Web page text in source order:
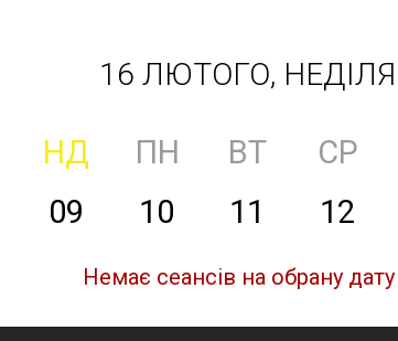
16 ЛЮТОГО, НЕДІЛЯ
НД ПН ВТ СР
09 10 11 12
Немає сеансів на обрану дату